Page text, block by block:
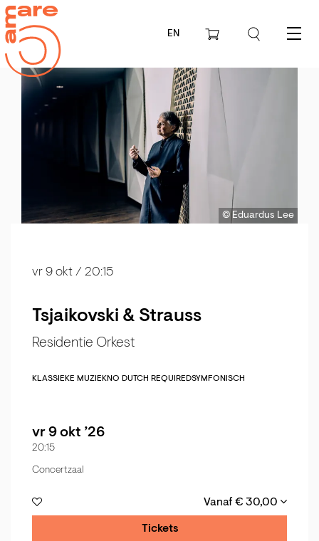
EN Menu
© Eduardus Lee
Tsjaikovski & Strauss
Residentie Orkest
vr 9 okt / 20:15
KLASSIEKE MUZIEKNO DUTCH REQUIREDSYMFONISCH
vr 9 okt ’26
20:15
Concertzaal
Vanaf € 30,00
Tickets